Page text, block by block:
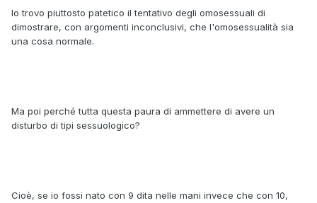
Io trovo piuttosto patetico il tentativo degli omosessuali di
dimostrare, con argomenti inconclusivi, che l'omosessualità sia
una cosa normale.
Ma poi perché tutta questa paura di ammettere di avere un
disturbo di tipi sessuologico?
Cioè, se io fossi nato con 9 dita nelle mani invece che con 10,